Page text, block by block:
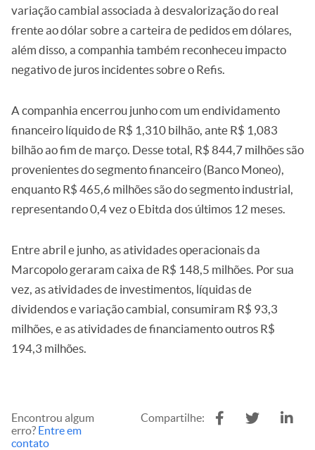
variação cambial associada à desvalorização do real
frente ao dólar sobre a carteira de pedidos em dólares,
além disso, a companhia também reconheceu impacto
negativo de juros incidentes sobre o Refis.
A companhia encerrou junho com um endividamento
financeiro líquido de R$ 1,310 bilhão, ante R$ 1,083
bilhão ao fim de março. Desse total, R$ 844,7 milhões são
provenientes do segmento financeiro (Banco Moneo),
enquanto R$ 465,6 milhões são do segmento industrial,
representando 0,4 vez o Ebitda dos últimos 12 meses.
Entre abril e junho, as atividades operacionais da
Marcopolo geraram caixa de R$ 148,5 milhões. Por sua
vez, as atividades de investimentos, líquidas de
dividendos e variação cambial, consumiram R$ 93,3
milhões, e as atividades de financiamento outros R$
194,3 milhões.
Encontrou algum
erro? Entre em
contato
Compartilhe: